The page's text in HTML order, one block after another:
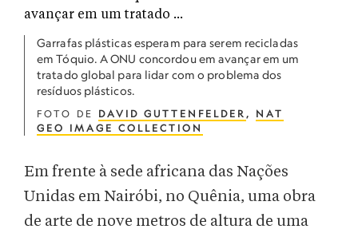
Garrafas plásticas esperam para serem recicladas
em Tóquio. A ONU concordou em avançar em um
tratado global para lidar com o problema dos
resíduos plásticos.
FOTO DE DAVID GUTTENFELDER , NAT
GEO IMAGE COLLECTION
Em frente à sede africana das Nações
Unidas em Nairóbi, no Quênia, uma obra
de arte de nove metros de altura de uma